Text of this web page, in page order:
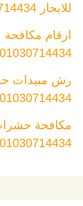
للايجار 00201030714434
ارقام مكافحة
رش مبيدات
مكافحة